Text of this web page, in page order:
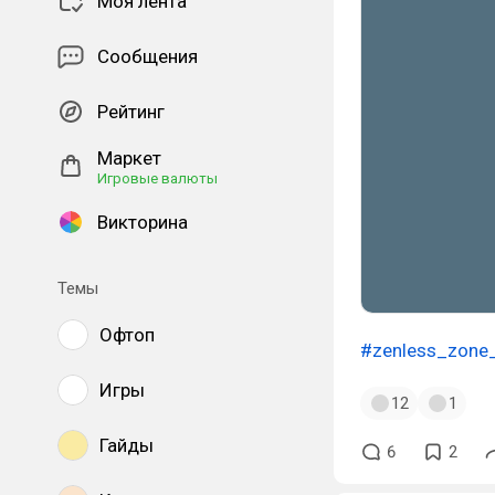
Сообщения
Рейтинг
Маркет
Игровые валюты
Викторина
Темы
Офтоп
Игры
Гайды
12 1
6 2